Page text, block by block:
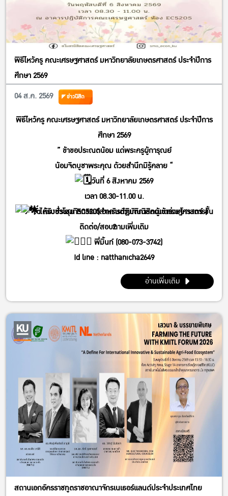
พิธีไหว้ครู คณะเศรษฐศาสตร์ มหาวิทยาลัยเกษตรศาสตร์ ประจำปีการ
ศึกษา 2569
04 ส.ค. 2569
ข่าวนิสิต
พิธีไหว้ครู คณะเศรษฐศาสตร์ มหาวิทยาลัยเกษตรศาสตร์ ประจำปีการ
ศึกษา 2569
” ข้าขอประณตน้อม แด่พระครูผู้การุณย์
น้อมจิตบูชาพระคุณ ด้วยสำนึกมิรู้คลาย “
วันที่ 6 สิงหาคม 2569
เวลา 08.30-11.00 น.
ณ ห้องประชุม EC5205 อาคารปฏิบัติการคณะเศรษฐศาสตร์ ชั้น
2
ได้รับชั่วโมงกิจกรรม(สำหรับตัวแทนนิสิตผู้เข้าร่วมโครงการ)
ติดต่อ/สอบถามเพิ่มเติม
พี่มิ้นท์ (080-073-3742)
Id line : natthanicha2649
IG : @_m.mintt_
พี่โฟร์ (086-339-3381)
Id line : fourbrabra424
IG : @four_zapak
อ่านเพิ่มเติม
สถานเอกอัครราชทูตราชอาณาจักรเนเธอร์แลนด์ประจำประเทศไทย